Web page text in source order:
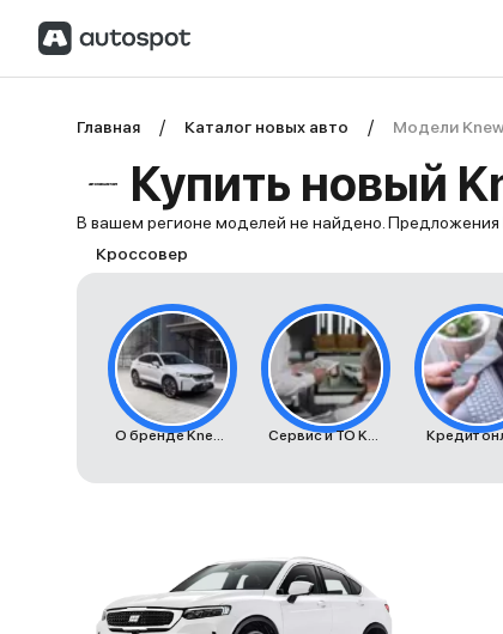
Главная Каталог новых авто Модели
Купить новый
В вашем регионе моделей не найдено. Предложения
Кроссовер
О бренде Knewstar Сервис и ТО Knewstar Кредит